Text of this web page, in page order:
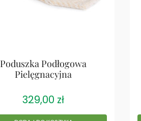
Poduszka Podłogowa
Pielęgnacyjna
329,00 zł